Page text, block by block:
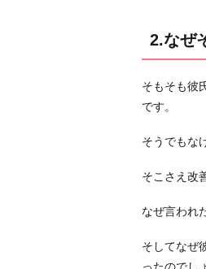
の
努
を
す
彼
共
2.なぜ
そもそも彼
です。
そうでもな
そこさえ改
なぜ言われ
そしてなぜ